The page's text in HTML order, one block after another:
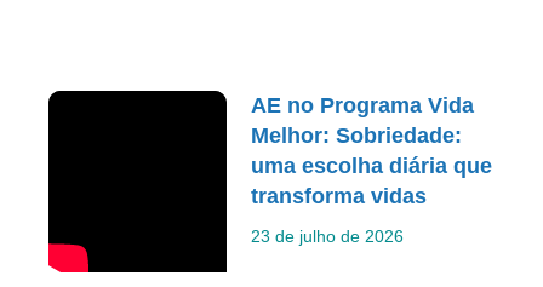
AE no Programa Vida
Melhor: Sobriedade:
uma escolha diária que
transforma vidas
23 de julho de 2026